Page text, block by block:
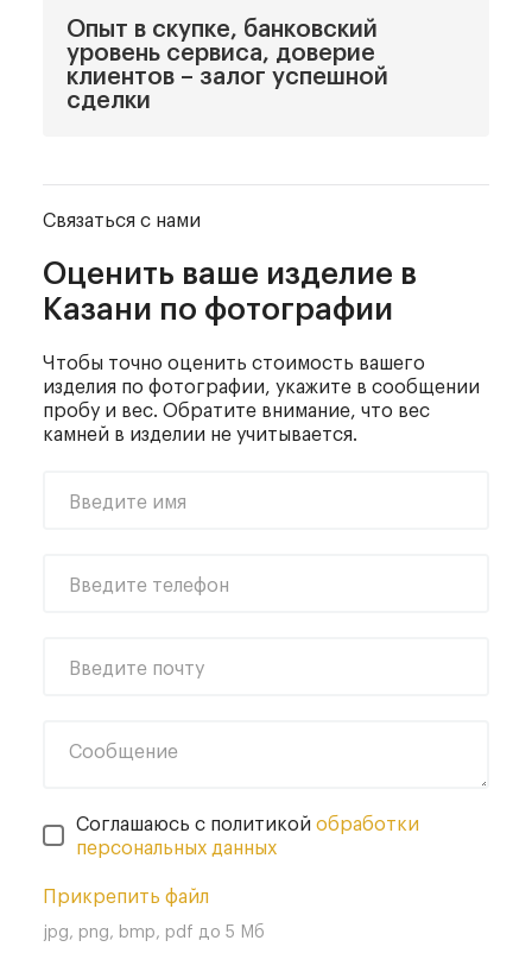
Опыт в скупке, банковский
уровень сервиса, доверие
клиентов – залог успешной
сделки
Связаться с нами
Оценить ваше изделие в
Казани по фотографии
Чтобы точно оценить стоимость вашего
изделия по фотографии, укажите в сообщении
пробу и вес. Обратите внимание, что вес
камней в изделии не учитывается.
Введите имя
Введите телефон
Введите почту
Сообщение
Соглашаюсь с политикой обработки
персональных данных
Прикрепить файл
jpg, png, bmp, pdf до 5 Мб